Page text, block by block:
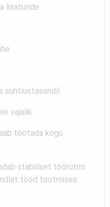
lisatunde
suhtlustasandil
vajalik
töötada kogu
stabiilset töörütmi
tööd tootmises.